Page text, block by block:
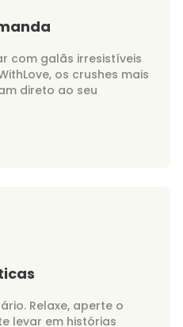
com galãs irresistíveis
os crushes mais
direto ao seu
Relaxe, aperte o
levar em histórias